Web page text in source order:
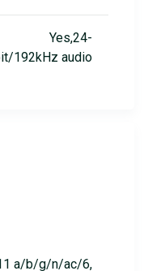
Yes,24-
192kHz audio
a/b/g/n/ac/6,